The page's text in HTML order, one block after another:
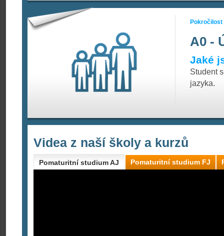
Pokročilost
A0 -
Jaké
Student
jazyka.
Videa z naší školy a kurzů
Pomaturitní studium AJ Pomaturitní studium FJ